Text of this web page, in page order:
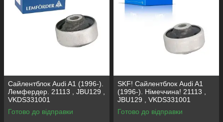
Сайлентблок Audi A1 (1996-).
Лемфердер. 21113 , JBU129 ,
VKDS331001
Готово до відправки
SKF! Сайлентблок Audi A1
(1996-). Німеччина! 21113 ,
JBU129 , VKDS331001
Готово до відправки